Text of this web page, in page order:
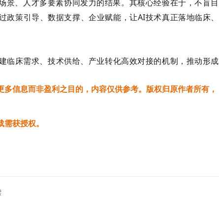
、人才多要素协同发力的结果。其核心经验在于，不盲目
策引导、数据支撑、企业赋能，让AI技术真正落地临床、
临床需求、技术供给、产业转化高效对接的机制，推动形成
信息而非盈利之目的，内容仅供参考。版权归原作者所有，
获授权。